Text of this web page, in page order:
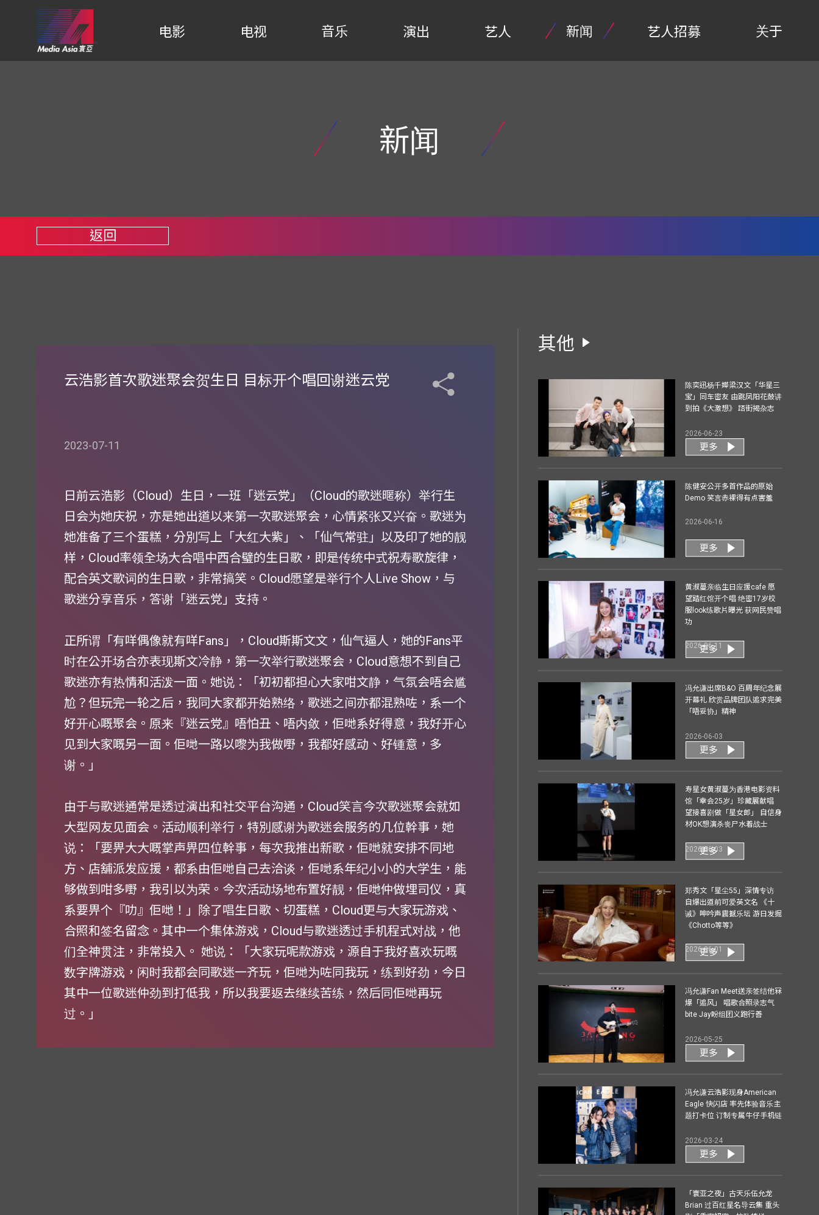
电影 电视 音乐 演出 艺人 新闻 艺人招募 关于
新闻
返回
云浩影首次歌迷聚会贺生日 目标开个唱回谢迷云党
2023-07-11
日前云浩影（Cloud）生日，一班「迷云党」（Cloud的歌迷暱称）举行生
日会为她庆祝，亦是她出道以来第一次歌迷聚会，心情紧张又兴奋。歌迷为
她准备了三个蛋糕，分別写上「大红大紫」、「仙气常驻」以及印了她的靓
样，Cloud率领全场大合唱中西合璧的生日歌，即是传统中式祝寿歌旋律，
配合英文歌词的生日歌，非常搞笑。Cloud愿望是举行个人Live Show，与
歌迷分享音乐，答谢「迷云党」支持。
正所谓「有咩偶像就有咩Fans」，Cloud斯斯文文，仙气逼人，她的Fans平
时在公开场合亦表现斯文冷静，第一次举行歌迷聚会，Cloud意想不到自己
歌迷亦有热情和活泼一面。她说：「初初都担心大家咁文静，气氛会唔会尴
尬？但玩完一轮之后，我同大家都开始熟络，歌迷之间亦都混熟咗，系一个
好开心嘅聚会。原来『迷云党』唔怕丑、唔内敛，佢哋系好得意，我好开心
见到大家嘅另一面。佢哋一路以嚟为我做嘢，我都好感动、好锺意，多
谢。」
由于与歌迷通常是透过演出和社交平台沟通，Cloud笑言今次歌迷聚会就如
大型网友见面会。活动顺利举行，特別感谢为歌迷会服务的几位幹事，她
说：「要畀大大嘅掌声畀四位幹事，每次我推出新歌，佢哋就安排不同地
方、店舖派发应援，都系由佢哋自己去洽谈，佢哋系年纪小小的大学生，能
够做到咁多嘢，我引以为荣。今次活动场地布置好靓，佢哋仲做埋司仪，真
系要畀个『叻』佢哋！」除了唱生日歌、切蛋糕，Cloud更与大家玩游戏、
合照和签名留念。其中一个集体游戏，Cloud与歌迷透过手机程式对战，他
们全神贯注，非常投入。 她说：「大家玩呢款游戏，源自于我好喜欢玩嘅
数字牌游戏，闲时我都会同歌迷一齐玩，佢哋为咗同我玩，练到好劲，今日
其中一位歌迷仲劲到打低我，所以我要返去继续苦练，然后同佢哋再玩
过。」
其他
陈奕迅杨千嬅梁汉文「华星三
宝」同车密友 由跳凤阳花鼓讲
到拍《大激想》 踎街揭杂志
2026-06-23
更多
陈健安公开多首作品的原始
Demo 笑言赤裸得有点害羞
2026-06-16
更多
黄淑蔓亲临生日应援cafe 愿
望踏红馆开个唱 绝密17岁校
服look练歌片曝光 获网民赞唱
功
2026-06-11
更多
冯允谦出席B&O 百周年纪念展
开幕礼 欣赏品牌团队追求完美
「唔妥协」精神
2026-06-03
更多
寿星女黄淑蔓为香港电影资料
馆「幸会25岁」珍藏展献唱
望接喜剧做「星女郎」 自信身
材OK想演杀丧尸水着战士
2026-06-03
更多
郑秀文「星尘55」深情专访
自爆出道前可爱英文名 《十
诫》呻吟声震撼乐坛 游日发掘
《Chotto等等》
2026-06-01
更多
冯允谦Fan Meet送亲签结他冧
爆「追风」 唱歌合照录志气
bite Jay盼组团义跑行善
2026-05-25
更多
冯允谦云浩影现身American
Eagle 快闪店 率先体验音乐主
题打卡位 订制专属牛仔手机链
2026-03-24
更多
「寰亚之夜」古天乐伍允龙
Brian 过百红星名导云集 重头